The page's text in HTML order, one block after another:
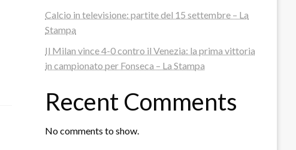
Calcio in televisione: partite del 15 settembre – La
Stampa
Il Milan vince 4-0 contro il Venezia: la prima vittoria
in campionato per Fonseca – La Stampa
Recent Comments
No comments to show.